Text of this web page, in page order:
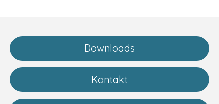
Downloads
Kontakt